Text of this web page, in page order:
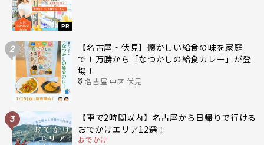
PR
2
【名古屋・伏見】懐かしい給食の味を家庭
で！万勝から「なつかしの給食カレー」が登
場！
名古屋 中区 伏見
3
【車で2時間以内】名古屋から日帰りで行ける
おでかけエリア12選！
おでかけ